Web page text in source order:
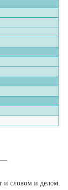
и словом и делом.